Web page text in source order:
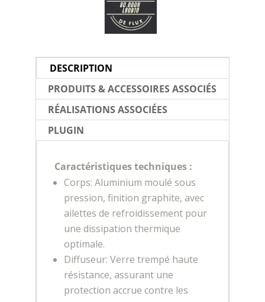
DESCRIPTION
PRODUITS & ACCESSOIRES ASSOCIÉS
RÉALISATIONS ASSOCIÉES
PLUGIN
Caractéristiques techniques :
Corps: Aluminium moulé sous
pression, finition graphite, avec
ailettes de refroidissement pour
une dissipation thermique
optimale.
Diffuseur: Verre trempé haute
résistance, assurant une
protection accrue contre les